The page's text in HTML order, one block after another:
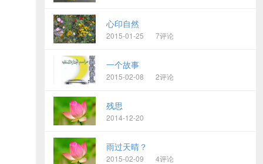
心印自然
2015-01-25 7评论
一个故事
2015-02-08 2评论
残思
2014-12-20
雨过天晴？
2015-02-09 4评论